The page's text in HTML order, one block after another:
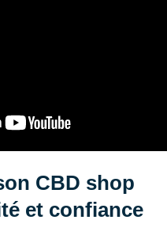
CBD shop
et confiance